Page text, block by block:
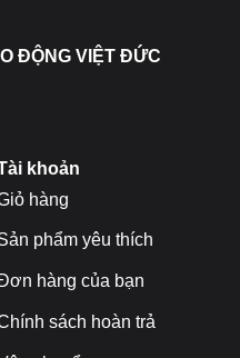
ĐỘNG VIỆT ĐỨC
khoản
hàng
phẩm yêu thích
hàng của bạn
sách hoàn trả